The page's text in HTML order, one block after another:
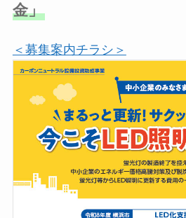
金」
＜募集案内チラシ＞